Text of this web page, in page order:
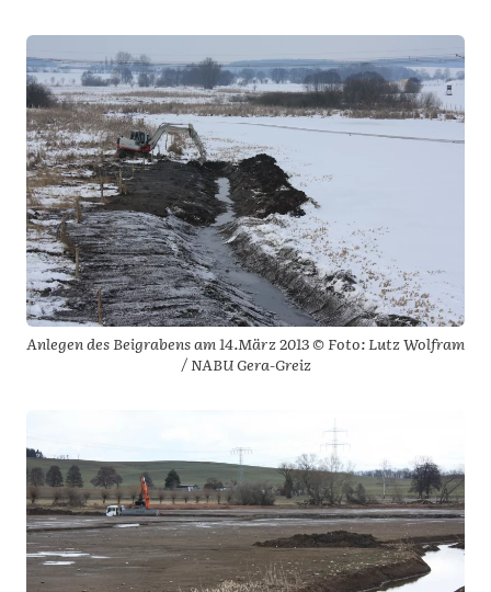
Anlegen des Beigrabens am 14.März 2013 © Foto: Lutz Wolfram
/ NABU Gera-Greiz